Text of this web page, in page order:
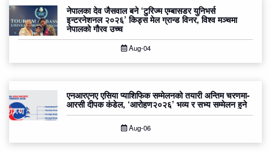
नेपालका देव जैसवाल बने ‘टुरिज्म एम्बासडर युनिभर्स
इन्टरनेशनल २०२६’ किड्स मेल ग्रान्ड विनर, विश्व मञ्चमा
नेपालको गौरव उच्च
Aug-04
एनआरएनए एसिया प्याशिफिक सम्मेलनको तयारी अन्तिम चरणमा-
आरसी दीपक कंडेल, ‘आरोहण२०२६’ भव्य र सभ्य सम्मेलन हुने
Aug-06